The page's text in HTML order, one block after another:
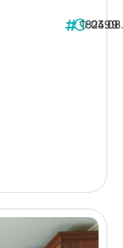
182399